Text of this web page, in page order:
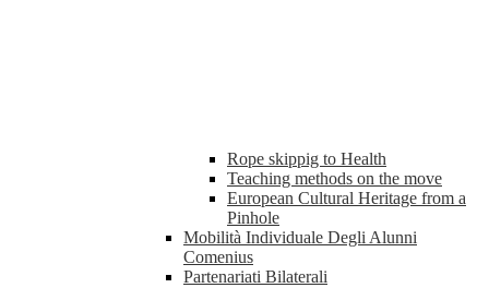
Rope skippig to Health
Teaching methods on the move
European Cultural Heritage from a
Pinhole
Mobilità Individuale Degli Alunni
Comenius
Partenariati Bilaterali